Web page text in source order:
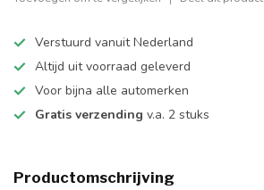
Verstuurd vanuit Nederland
Altijd uit voorraad geleverd
Voor bijna alle automerken
Gratis verzending v.a. 2 stuks
Productomschrijving